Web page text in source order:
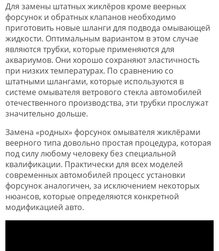
Для замены штатных жиклёров кроме веерных
форсунок и обратных клапанов необходимо
приготовить новые шланги для подвода омывающей
жидкости. Оптимальным вариантом в этом случае
являются трубки, которые применяются для
аквариумов. Они хорошо сохраняют эластичность
при низких температурах. По сравнению со
штатными шлангами, которые используются в
системе омывателя ветрового стекла автомобилей
отечественного производства, эти трубки прослужат
значительно дольше.
Замена «родных» форсунок омывателя жиклёрами
веерного типа довольно простая процедура, которая
под силу любому человеку без специальной
квалификации. Практически для всех моделей
современных автомобилей процесс установки
форсунок аналогичен, за исключением некоторых
нюансов, которые определяются конкретной
модификацией авто.